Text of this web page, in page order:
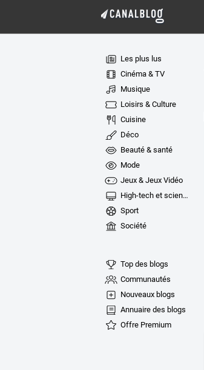
Les plus lus
Cinéma & TV
Musique
Loisirs & Culture
Cuisine
Déco
Beauté & santé
Mode
Jeux & Jeux Vidéo
High-tech et sciences
Sport
Société
Top des blogs
Communautés
Nouveaux blogs
Annuaire des blogs
Offre Premium